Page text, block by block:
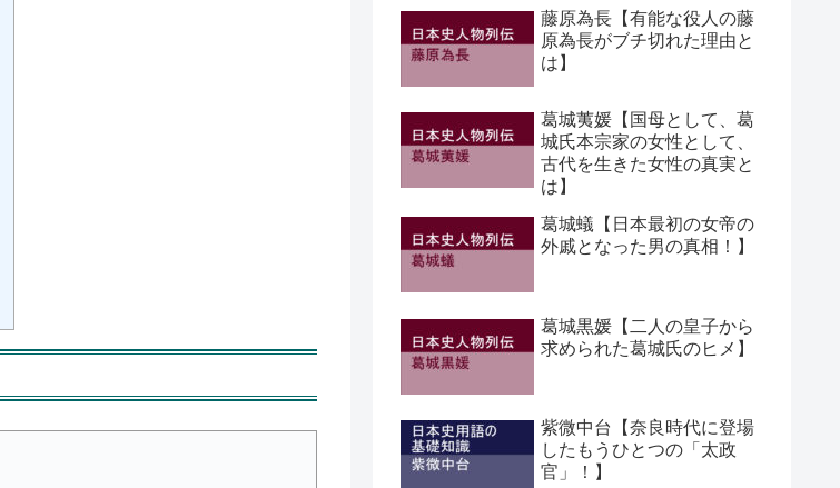
藤原為長【有能な役人の藤
原為長がブチ切れた理由と
は】
葛城荑媛【国母として、葛
城氏本宗家の女性として、
古代を生きた女性の真実と
は】
葛城蟻【日本最初の女帝の
外戚となった男の真相！】
葛城黒媛【二人の皇子から
求められた葛城氏のヒメ】
紫微中台【奈良時代に登場
したもうひとつの「太政
官」！】